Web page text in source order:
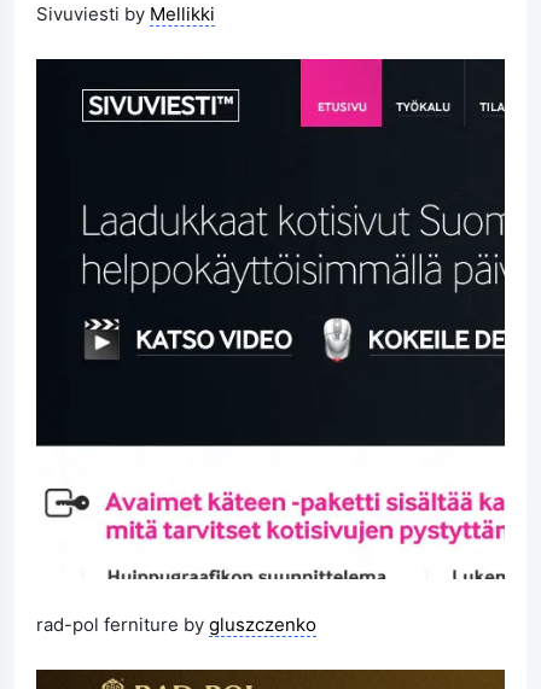
Sivuviesti by Mellikki
rad-pol ferniture by gluszczenko